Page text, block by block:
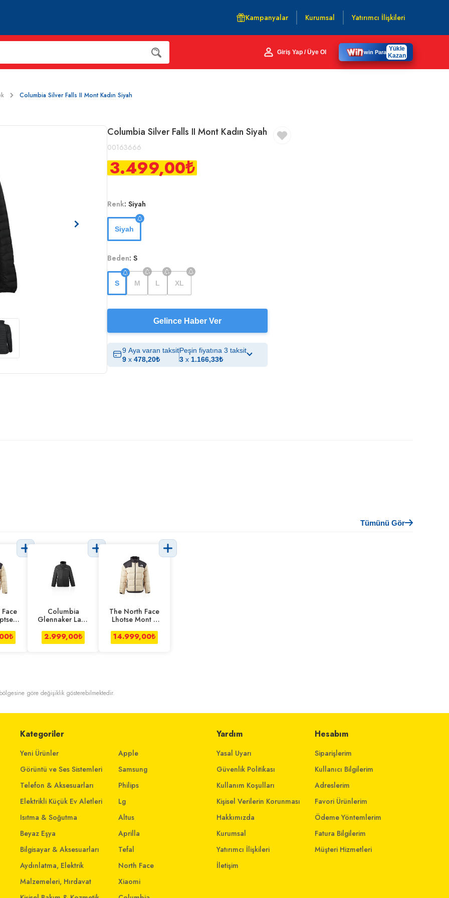
Kampanyalar Kurumsal Yatırımcı İlişkileri
Giriş Yap / Üye Ol win Para Yükle
Kazan
Columbia Silver Falls II Mont Kadın Siyah
Columbia Silver Falls II Mont Kadın Siyah
00163666
3.499,00₺
Renk: Siyah
Siyah
Beden: S
S M L XL
Gelince Haber Ver
9 Aya varan taksit
9 x 478,20₺
Peşin fiyatına 3 taksit
3 x 1.166,33₺
Tümünü Gör
₺
Columbia
Glennaker Lake
Erkek Siyah
2.999,00₺
The North Face
Lhotse Mont L
14.999,00₺
göre değişiklik gösterebilmektedir.
Kategoriler
Yeni Ürünler
Görüntü ve Ses Sistemleri
Telefon & Aksesuarları
Elektrikli Küçük Ev Aletleri
Isıtma & Soğutma
Beyaz Eşya
Bilgisayar & Aksesuarları
Aydınlatma, Elektrik
Malzemeleri, Hırdavat
Apple
Samsung
Philips
Lg
Altus
Aprilla
Tefal
North Face
Xiaomi
Yardım
Yasal Uyarı
Güvenlik Politikası
Kullanım Koşulları
Kişisel Verilerin Korunması
Hakkımızda
Kurumsal
Yatırımcı İlişkileri
İletişim
Hesabım
Siparişlerim
Kullanıcı Bilgilerim
Adreslerim
Favori Ürünlerim
Ödeme Yöntemlerim
Fatura Bilgilerim
Müşteri Hizmetleri